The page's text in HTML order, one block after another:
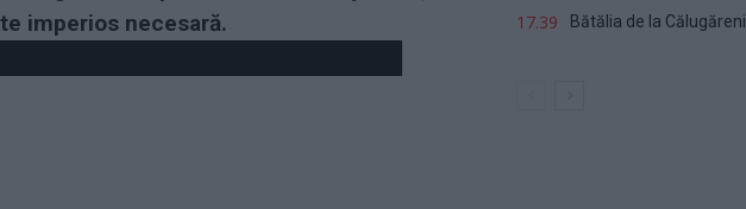
imperios necesară.
17.39 Bătălia de la Călugăreni